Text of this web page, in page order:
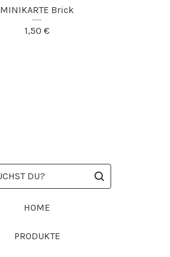
MINIKARTE Brick
1,50 €
HOME
PRODUKTE